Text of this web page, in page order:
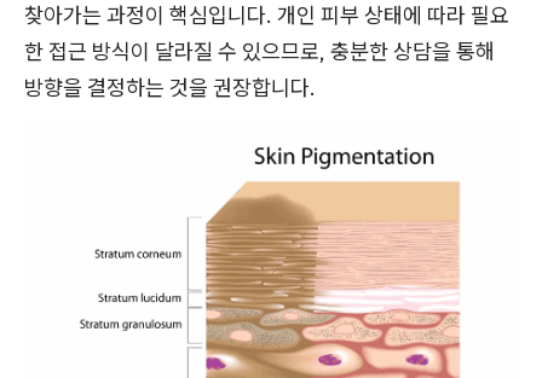
찾아가는 과정이 핵심입니다. 개인 피부 상태에 따라 필요
한 접근 방식이 달라질 수 있으므로, 충분한 상담을 통해
방향을 결정하는 것을 권장합니다.